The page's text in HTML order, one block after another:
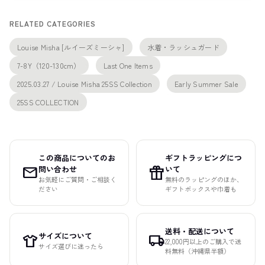
RELATED CATEGORIES
Louise Misha [ルイーズミーシャ]
水着・ラッシュガード
7-8Y（120-130cm）
Last One Items
2025.03.27 / Louise Misha 25SS Collection
Early Summer Sale
25SS COLLECTION
mail
この商品についてのお
問い合わせ
お気軽にご質問・ご相談く
ださい
featured_seasonal_and_gifts
ギフトラッピングにつ
いて
無料のラッピングのほか、
ギフトボックスや巾着も
apparelサイズについて
サイズ選びに迷ったら local_shipping送料・配送について
22,000円以上のご購入で送
料無料（沖縄県半額）